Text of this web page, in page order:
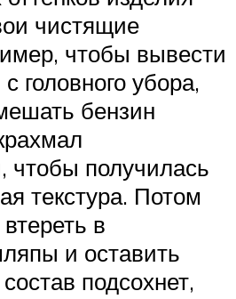
чистящие
чтобы вывести
головного убора,
бензин
чтобы получилась
текстура. Потом
в
и оставить
подсохнет,